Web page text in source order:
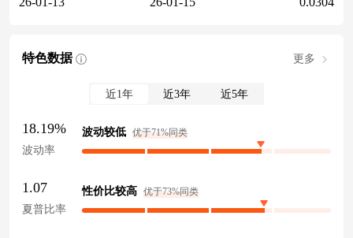
特色数据 更多
近1年 近3年 近5年
18.19%
波动率
波动较低 优于71%同类
1.07
夏普比率
性价比较高 优于73%同类